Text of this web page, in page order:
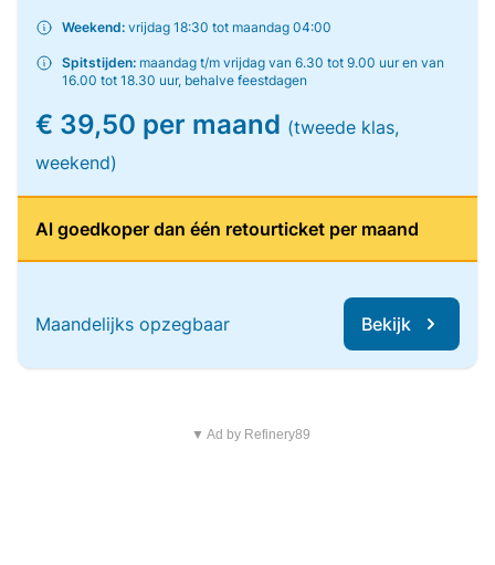
Weekend: vrijdag 18:30 tot maandag 04:00
Spitstijden: maandag t/m vrijdag van 6.30 tot 9.00 uur en van
16.00 tot 18.30 uur, behalve feestdagen
€ 39,50 per maand (tweede klas,
weekend)
Al goedkoper dan één retourticket per maand
Maandelijks opzegbaar Bekijk
▼ Ad by Refinery89